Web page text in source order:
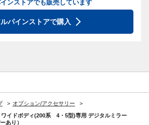
ンストアでも販売しています
パインストアで購入
オプション/アクセサリー
ワイドボディ(200系 4・5型)専用 デジタルミラー
あり）